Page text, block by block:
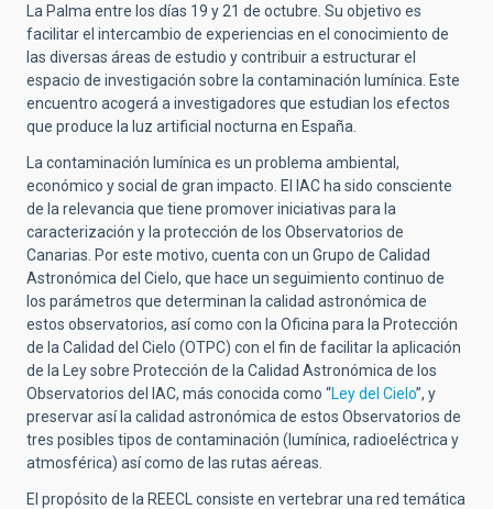
La Palma entre los días 19 y 21 de octubre. Su objetivo es
facilitar el intercambio de experiencias en el conocimiento de
las diversas áreas de estudio y contribuir a estructurar el
espacio de investigación sobre la contaminación lumínica. Este
encuentro acogerá a investigadores que estudian los efectos
que produce la luz artificial nocturna en España.
La contaminación lumínica es un problema ambiental,
económico y social de gran impacto. El IAC ha sido consciente
de la relevancia que tiene promover iniciativas para la
caracterización y la protección de los Observatorios de
Canarias. Por este motivo, cuenta con un Grupo de Calidad
Astronómica del Cielo, que hace un seguimiento continuo de
los parámetros que determinan la calidad astronómica de
estos observatorios, así como con la Oficina para la Protección
de la Calidad del Cielo (OTPC) con el fin de facilitar la aplicación
de la Ley sobre Protección de la Calidad Astronómica de los
Observatorios del IAC, más conocida como “Ley del Cielo”, y
preservar así la calidad astronómica de estos Observatorios de
tres posibles tipos de contaminación (lumínica, radioeléctrica y
atmosférica) así como de las rutas aéreas.
El propósito de la REECL consiste en vertebrar una red temática